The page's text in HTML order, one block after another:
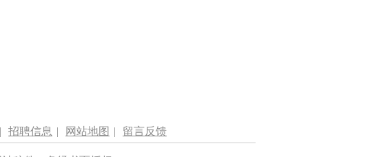
| 招聘信息 | 网站地图 | 留言反馈